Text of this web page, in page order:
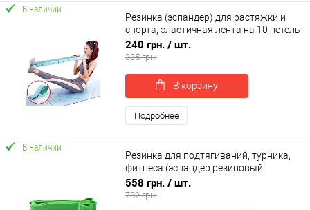
В наличии
Резинка (эспандер) для растяжки и
спорта, эластичная лента на 10 петель
2шт OSPORT 120см (MS 4817)
240 грн. / шт.
335 грн.
В корзину
Подробнее
В наличии
Резинка для подтягиваний, турника,
фитнеса (эспандер резиновый
спортивный) 2080x44 мм OSPORT (MS
1878)
558 грн. / шт.
732 грн.